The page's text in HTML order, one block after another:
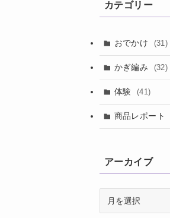
カテゴリー
おでかけ (31)
かぎ編み (32)
体験 (41)
商品レポート
アーカイブ